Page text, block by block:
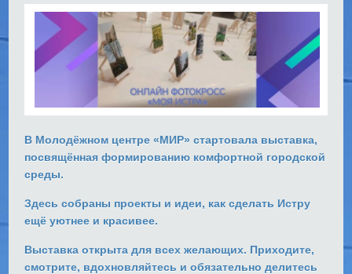
В Молодёжном центре «МИР» стартовала выставка,
посвящённая формированию комфортной городской
среды.
Здесь собраны проекты и идеи, как сделать Истру
ещё уютнее и красивее.
Выставка открыта для всех желающих. Приходите,
смотрите, вдохновляйтесь и обязательно делитесь